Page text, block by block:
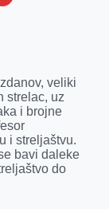
l
veliki
strelac, uz
i brojne
i streljaštvu.
bavi daleke
do